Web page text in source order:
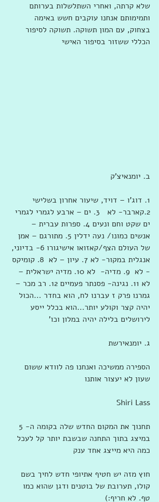
שלא קרתה, ואחרי השתלשלות בערותם
ותמימותם אנחנו עוקבים חשש באימה
בצחוק, עם המון תשוקה. תשוקה לסיפור
הכללי ששזור בסיפור האישי
ב. יומנאיצ'ק
1. דוג'ו – דויד, שיעור אחרון בשלישי
2.קארבר- לא   3. ים – ארבע לגמרי לגמרי
ים שקט וחם ונעים 4. ספרות עברית –
אנשים כמונו/ נעה ידלין 5. מתורגם – אמן
של העולם הצף/קאזואו אישיגורו 6- בדיוני,
אנגלית במקור- לא 7. עיון – לא  8. קומיקס
- לא  9. מדיה-  לא 10. מדיה ישראלית –
לא 11. נגינה- פסנתר פעמיים 12. רב מכר –
גמרנו פרק ז עברנו לח, הוא בחדר ...הכול
יהיה קצר וקולע יותר...הוא בכלל ייסע
לירושלים בלילה יהיה במלון וכו'
ג. יומנאירשת
הספירה ממשיכה ואנחנו פה לוודא ששום
שעון לא יעצור אותנו
Shiri Lass
במיצג בתוך התחנה שבשבת יותר קל לעכל
כמה היא מייצג אחד ענק
חוץ מזה יש חטיף אתיופי חדש לחיך בשם
קולו, תערובת של בוטנים ודגן שהוא כמו
טף. לא חריף:)